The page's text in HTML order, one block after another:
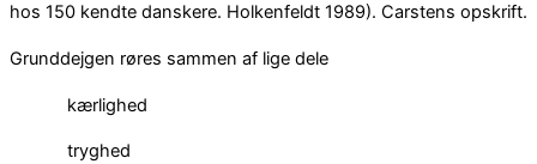
hos 150 kendte danskere. Holkenfeldt 1989). Carstens opskrift.
Grunddejgen røres sammen af lige dele
kærlighed
tryghed